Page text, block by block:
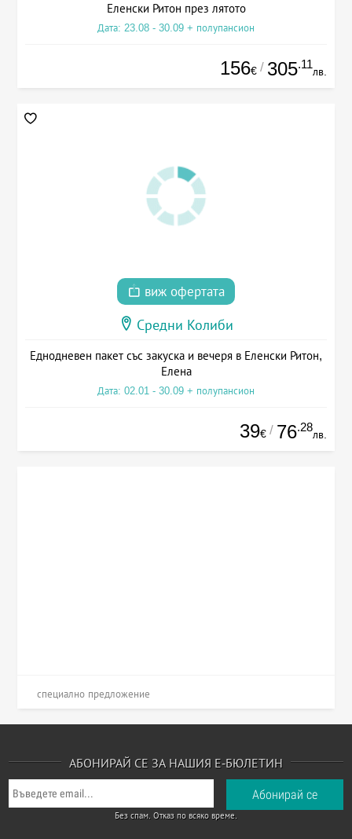
Еленски Ритон през лятото
Дата: 23.08 - 30.09 + полупансион
156€ / 305.11
лв.
виж офертата
Средни Колиби
Еднодневен пакет със закуска и вечеря в Еленски Ритон,
Елена
Дата: 02.01 - 30.09 + полупансион
39€ / 76.28
лв.
специално предложение
АБОНИРАЙ СЕ ЗА НАШИЯ Е-БЮЛЕТИН
Без спам. Отказ по всяко време.